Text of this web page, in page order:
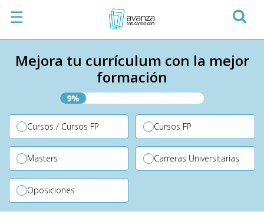
☰
Mejora tu currículum con la mejor
formación
9%
Cursos / Cursos FP Cursos FP
Masters Carreras Universitarias
Oposiciones